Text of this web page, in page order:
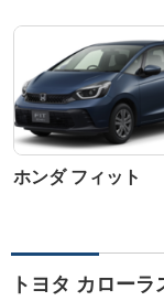
ホンダ フィット
トヨタ カロー